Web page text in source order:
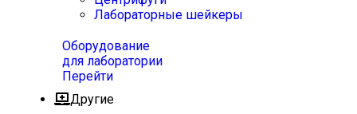
Лабораторные шейкеры
Оборудование
для лаборатории
Перейти
Другие